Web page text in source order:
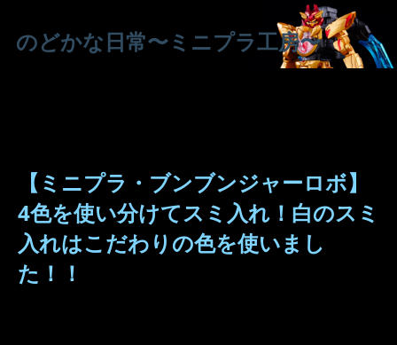
のどかな日常〜ミニプラ工房〜
【ミニプラ・ブンブンジャーロボ】
4色を使い分けてスミ入れ！白のスミ
入れはこだわりの色を使いまし
た！！